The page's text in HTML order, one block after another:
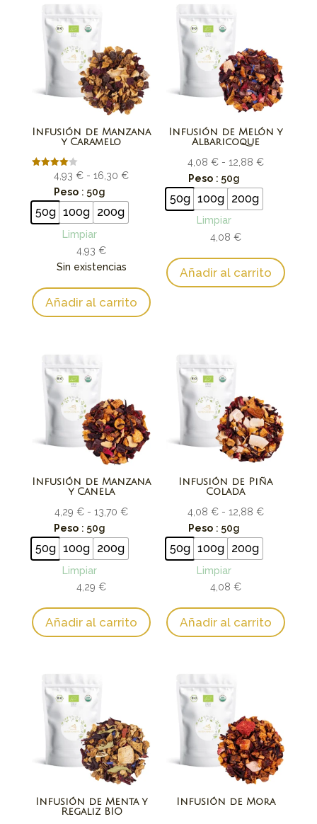
Infusión de Manzana
y Caramelo
Valorado
4.00
de 5
4,93€ - 16,30€Rango
precios:
desde
Peso : 50g
50g 100g 200g
Limpiar
4,93€
Sin existencias
Añadir al carrito
Infusión de Melón y
Albaricoque
4,08 € - 12,88 €Rango
desde
12,88 €
Peso : 50g
50g 100g 200g
Limpiar
4,08 €
Añadir al carrito
Infusión de Manzana
y Canela
4,29€ - 13,70€Rango
desde
13,70 €
Peso : 50g
50g 100g 200g
Limpiar
4,29€
Añadir al carrito
Infusión de Piña
Colada
4,08 € - 12,88 €Rango
desde
12,88 €
Peso : 50g
50g 100g 200g
Limpiar
4,08 €
Añadir al carrito
Infusión de Menta y
Regaliz BIO
Infusión de Mora